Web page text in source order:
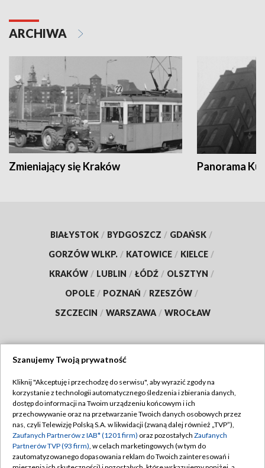
ARCHIWA
Zmieniający się Kraków Panorama
BIAŁYSTOK / BYDGOSZCZ / GDAŃSK /
GORZÓW WLKP. / KATOWICE / KIELCE /
KRAKÓW / LUBLIN / ŁÓDŹ / OLSZTYN /
OPOLE / POZNAŃ / RZESZÓW /
SZCZECIN / WARSZAWA / WROCŁAW
TVP
Abonament TVP
Emisja w TVP
Centrum informacji TVP
Regulamin TVP
Polityka prywatności
Moje zgody
Szanujemy Twoją prywatność
Kliknij "Akceptuję i przechodzę do serwisu", aby wyrazić zgody na
korzystanie z technologii automatycznego śledzenia i zbierania danych,
dostęp do informacji na Twoim urządzeniu końcowym i ich
przechowywanie oraz na przetwarzanie Twoich danych osobowych przez
nas, czyli Telewizję Polską S.A. w likwidacji (zwaną dalej również „TVP”),
Zaufanych Partnerów z IAB* (1201 firm) oraz pozostałych Zaufanych
Partnerów TVP (93 firm), w celach marketingowych (w tym do
zautomatyzowanego dopasowania reklam do Twoich zainteresowań i